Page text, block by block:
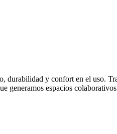
durabilidad y confort en el uso.
generamos espacios